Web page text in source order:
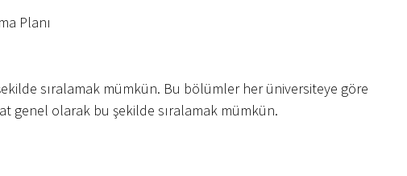
Planı
sıralamak mümkün. Bu bölümler her üniversiteye göre
genel olarak bu şekilde sıralamak mümkün.